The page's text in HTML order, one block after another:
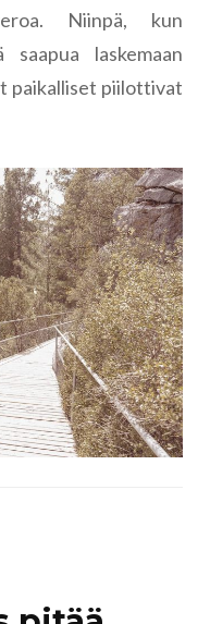
Niinpä, kun
laskemaan
paikalliset piilottivat